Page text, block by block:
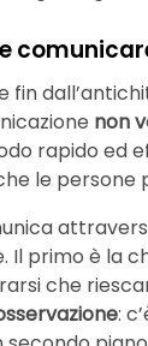
fin
non
rapido ed
le
Il primo è la
che
: